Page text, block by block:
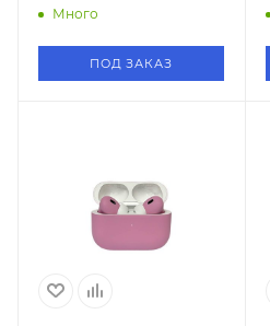
/Черный)
Много
ПОД ЗАКАЗ